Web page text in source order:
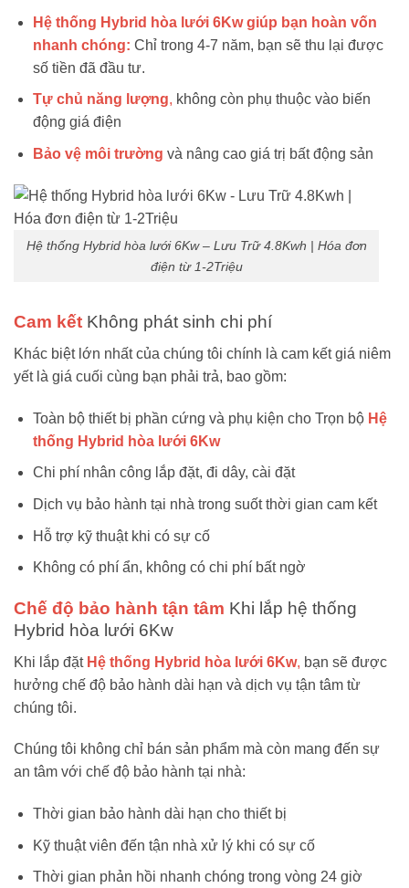
Hệ thống Hybrid hòa lưới 6Kw giúp bạn hoàn vốn
nhanh chóng: Chỉ trong 4-7 năm, bạn sẽ thu lại được
số tiền đã đầu tư.
Tự chủ năng lượng, không còn phụ thuộc vào biến
động giá điện
Bảo vệ môi trường và nâng cao giá trị bất động sản
Hệ thống Hybrid hòa lưới 6Kw – Lưu Trữ 4.8Kwh | Hóa đơn
điện từ 1-2Triệu
Cam kết Không phát sinh chi phí
Khác biệt lớn nhất của chúng tôi chính là cam kết giá niêm
yết là giá cuối cùng bạn phải trả, bao gồm:
Toàn bộ thiết bị phần cứng và phụ kiện cho Trọn bộ Hệ
thống Hybrid hòa lưới 6Kw
Chi phí nhân công lắp đặt, đi dây, cài đặt
Dịch vụ bảo hành tại nhà trong suốt thời gian cam kết
Hỗ trợ kỹ thuật khi có sự cố
Không có phí ẩn, không có chi phí bất ngờ
Chế độ bảo hành tận tâm Khi lắp hệ thống
Hybrid hòa lưới 6Kw
Khi lắp đặt Hệ thống Hybrid hòa lưới 6Kw, bạn sẽ được
hưởng chế độ bảo hành dài hạn và dịch vụ tận tâm từ
chúng tôi.
Chúng tôi không chỉ bán sản phẩm mà còn mang đến sự
an tâm với chế độ bảo hành tại nhà:
Thời gian bảo hành dài hạn cho thiết bị
Kỹ thuật viên đến tận nhà xử lý khi có sự cố
Thời gian phản hồi nhanh chóng trong vòng 24 giờ